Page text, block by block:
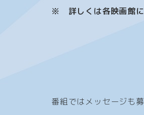
※ 詳しくは各映画館
番組ではメッセージも募